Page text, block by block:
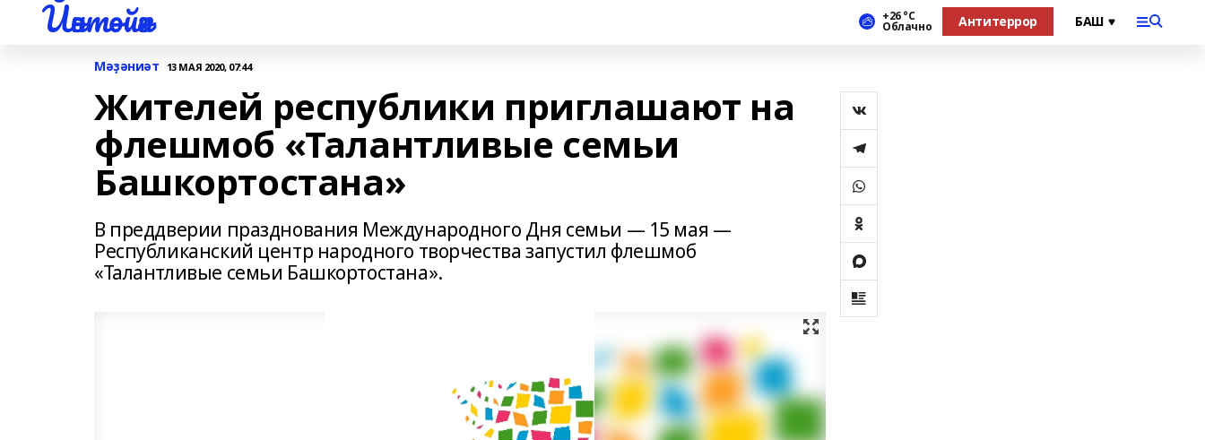
Йәнтөйәк +26 °С
Облачно Антитеррор
Мәҙәниәт 13 МАЯ 2020, 07:44
Жителей республики приглашают на
флешмоб «Талантливые семьи
Башкортостана»
В преддверии празднования Международного Дня семьи — 15 мая —
Республиканский центр народного творчества запустил флешмоб
«Талантливые семьи Башкортостана». ⠀